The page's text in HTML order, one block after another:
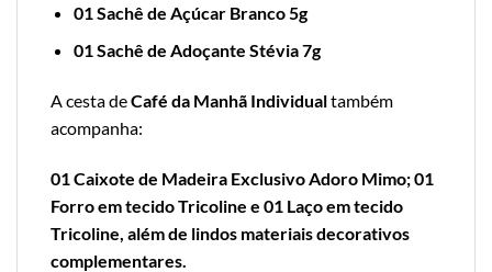
01 Sachê de Açúcar Branco 5g
01 Sachê de Adoçante Stévia 7g
A cesta deCafé da Manhã Individualtambém
acompanha:
01 Caixote de Madeira Exclusivo Adoro Mimo; 01
Forro em tecido Tricoline e 01 Laço em tecido
Tricoline, além de lindos materiais decorativos
complementares.